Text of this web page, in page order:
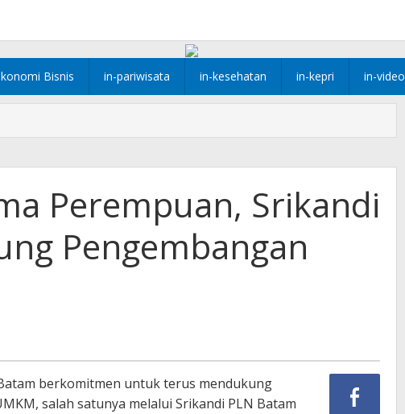
Bisnis in-pariwisata in-kesehatan in-kepri in-video
Perempuan, Srikandi
Pengembangan
berkomitmen untuk terus mendukung
salah satunya melalui Srikandi PLN Batam